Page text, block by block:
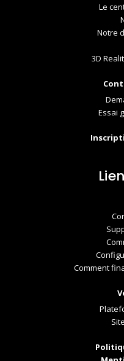
Le
Notre
3D
Essai
Comment